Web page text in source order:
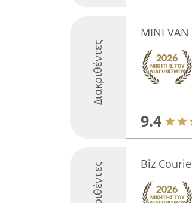
Διακριθέντες
MINI
9.4
Biz